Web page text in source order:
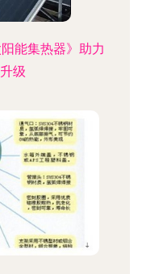
能集热器》助力
级